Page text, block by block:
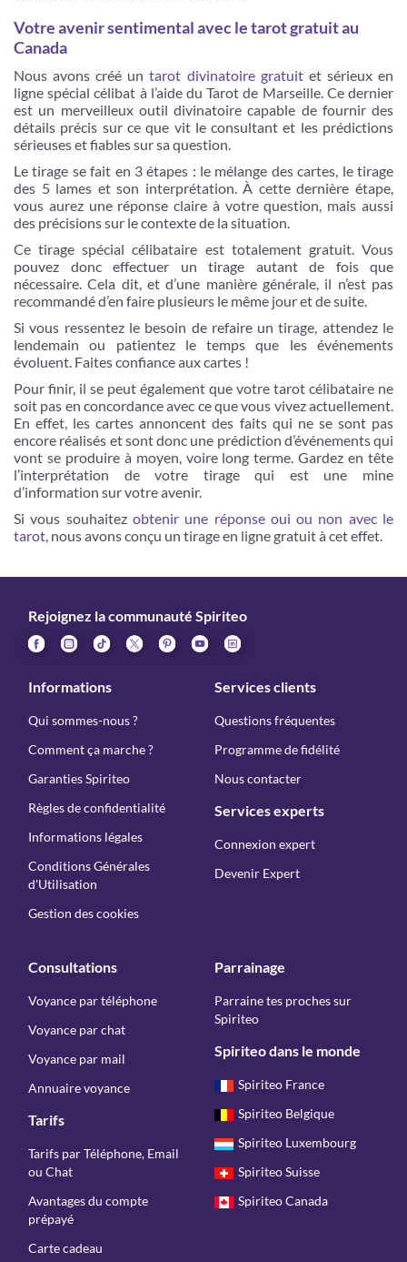
Votre avenir sentimental avec le tarot gratuit au
Canada
Nous avons créé untarot divinatoire gratuitet sérieux en
ligne spécial célibat à l’aide du Tarot de Marseille. Ce dernier
est un merveilleux outil divinatoire capable de fournir des
détails précis sur ce que vit le consultant et les prédictions
sérieuses et fiables sur sa question.
Le tirage se fait en 3 étapes : le mélange des cartes, le tirage
des 5 lames et son interprétation. À cette dernière étape,
vous aurez une réponse claire à votre question, mais aussi
des précisions sur le contexte de la situation.
Ce tirage spécial célibataire est totalement gratuit. Vous
pouvez donc effectuer un tirage autant de fois que
nécessaire. Cela dit, et d’une manière générale, il n’est pas
recommandé d’en faire plusieurs le même jour et de suite.
Si vous ressentez le besoin de refaire un tirage, attendez le
lendemain ou patientez le temps que les événements
évoluent. Faites confiance aux cartes !
Pour finir, il se peut également que votre tarot célibataire ne
soit pas en concordance avec ce que vous vivez actuellement.
En effet, les cartes annoncent des faits qui ne se sont pas
encore réalisés et sont donc une prédiction d’événements qui
vont se produire à moyen, voire long terme. Gardez en tête
l’interprétation de votre tirage qui est une mine
d’information sur votre avenir.
Si vous souhaitez obtenir une réponse oui ou non avec le
tarot, nous avons conçu un tirage en ligne gratuit à cet effet.
Rejoignez la communauté Spiriteo
Informations
Qui sommes-nous ?
Comment ça marche ?
Garanties Spiriteo
Règles de confidentialité
Informations légales
Conditions Générales
d'Utilisation
Gestion des cookies
Services clients
Questions fréquentes
Programme de fidélité
Nous contacter
Services experts
Connexion expert
Devenir Expert
Consultations
Voyance par téléphone
Voyance par chat
Voyance par mail
Annuaire voyance
Tarifs
Tarifs par Téléphone, Email
ou Chat
Avantages du compte
prépayé
Carte cadeau
Parrainage
Parraine tes proches sur
Spiriteo
Spiriteo dans le monde
Spiriteo France
Spiriteo Belgique
Spiriteo Luxembourg
Spiriteo Suisse
Spiriteo Canada